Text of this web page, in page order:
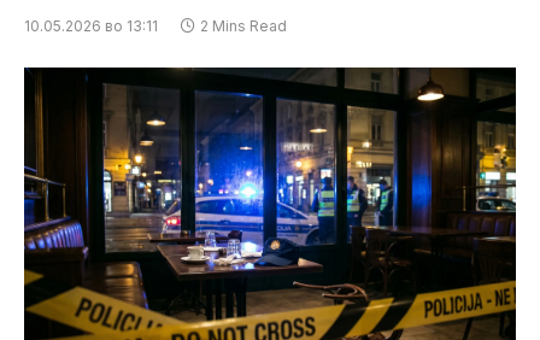
10.05.2026 во 13:11 2 Mins Read